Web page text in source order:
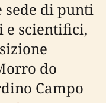
sede di punti
scientifici,
do
Campo